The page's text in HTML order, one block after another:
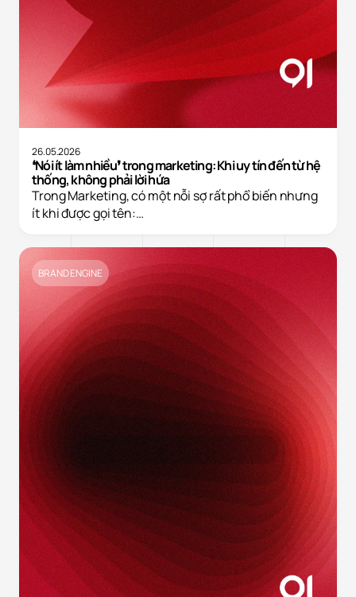
26.05.2026
❛Nói ít làm nhiều❜ trong marketing: Khi uy tín đến từ hệ
thống, không phải lời hứa
Trong Marketing, có một nỗi sợ rất phổ biến nhưng
ít khi được gọi tên:…
BRAND ENGINE